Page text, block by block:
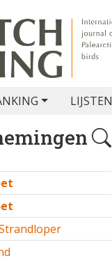
LIJSTEN